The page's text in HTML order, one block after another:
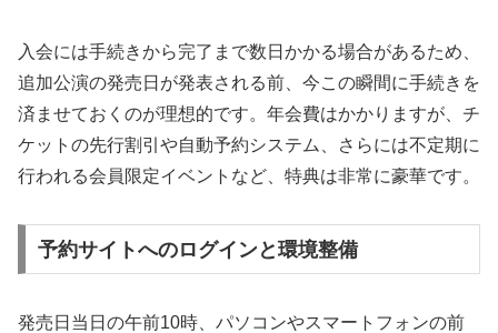
入会には手続きから完了まで数日かかる場合があるため、
追加公演の発売日が発表される前、今この瞬間に手続きを
済ませておくのが理想的です。年会費はかかりますが、チ
ケットの先行割引や自動予約システム、さらには不定期に
行われる会員限定イベントなど、特典は非常に豪華です。
予約サイトへのログインと環境整備
発売日当日の午前10時、パソコンやスマートフォンの前